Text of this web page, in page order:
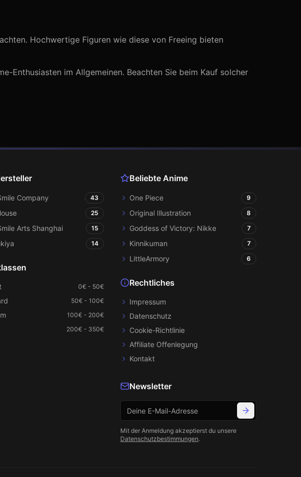
Hochwertige Figuren wie diese von Freeing bieten
Enthusiasten im Allgemeinen. Beachten Sie beim Kauf solcher
Company 43
25
Arts Shanghai 15
14
0€ - 50€
50€ - 100€
100€ - 200€
200€ - 350€
Beliebte Anime
One Piece 9
Original Illustration 8
Goddess of Victory: Nikke 7
Kinnikuman 7
LittleArmory 6
Rechtliches
Impressum
Datenschutz
Cookie-Richtlinie
Affiliate Offenlegung
Kontakt
Newsletter
Mit der Anmeldung akzeptierst du unsere
Datenschutzbestimmungen.